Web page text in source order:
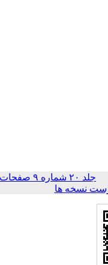
جلد ۲۰ شماره ۹ صفحات
نسخه ها